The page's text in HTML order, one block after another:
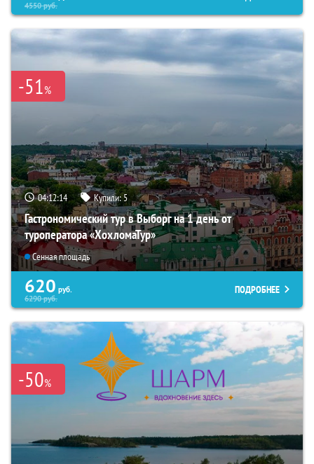
4550руб.
-51%
04:12:13 Купили:5
Гастрономический тур в Выборг на 1 день от
туроператора «ХохломаТур»
Сенная площадь
620 руб.
6290руб.
ПОДРОБНЕЕ
-50%